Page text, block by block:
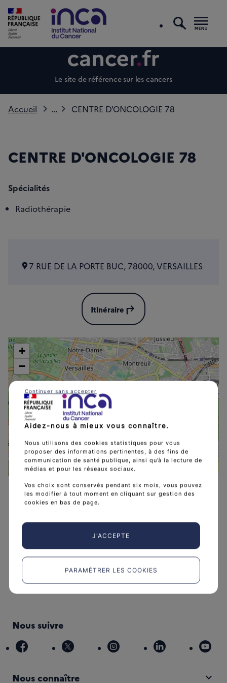
Le site de référence sur les cancers
Accueil ... CENTRE D'ONCOLOGIE 78
CENTRE D'ONCOLOGIE 78
Spécialités
Radiothérapie
7 RUE DE LA PORTE BUC, 78000, VERSAILLES
Itinéraire subdirectory_arrow_left
CENTRE
+
−
L'Institut national du cancer est l’agence d'expertise
sanitaire et scientifique en cancérologie de l’État.
Découvrir l’Institut
Nous suivre
facebook x instagram linkedin
Nous connaître expand_more
Aidez-nous à mieux vous connaître.
Nous utilisons des cookies statistiques pour vous
proposer des informations pertinentes, à des fins de
communication de santé publique, ainsi qu’à la lecture de
médias et pour les réseaux sociaux.
Vos choix sont conservés pendant six mois, vous pouvez
les modifier à tout moment en cliquant sur gestion des
cookies en bas de page.
J'ACCEPTE
PARAMÉTRER LES COOKIES
Continuer sans accepter